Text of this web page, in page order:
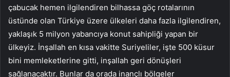
çabucak hemen ilgilendiren bilhassa göç rotalarının
üstünde olan Türkiye üzere ülkeleri daha fazla ilgilendiren,
yaklaşık 5 milyon yabancıya konut sahipliği yapan bir
ülkeyiz. İnşallah en kısa vakitte Suriyeliler, işte 500 küsur
bini memleketlerine gitti, inşallah geri dönüşleri
sağlanacaktır. Bunlar da orada inançlı bölgeler